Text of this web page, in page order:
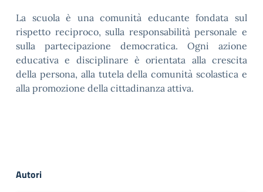
La scuola è una comunità educante fondata sul
rispetto reciproco, sulla responsabilità personale e
sulla partecipazione democratica. Ogni azione
educativa e disciplinare è orientata alla crescita
della persona, alla tutela della comunità scolastica e
alla promozione della cittadinanza attiva.
Autori